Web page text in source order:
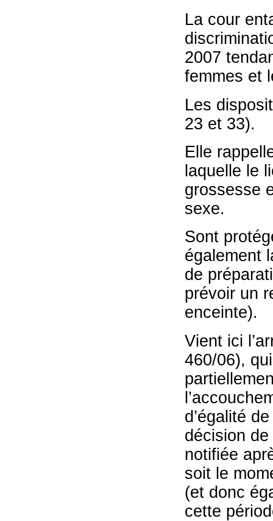
La cour
2007
femmes et
Les
23 et 33).
Elle
laquelle le
grossesse
sexe.
Sont
également
de
prévoir un
enceinte).
Vient ici
460/06),
d’égalité
décision
notifiée
soit le
(et donc
cette